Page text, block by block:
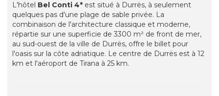
L'hôtel Bel Conti 4* est situé à Durrës, à seulement
quelques pas d'une plage de sable privée. La
combinaison de l'architecture classique et moderne,
répartie sur une superficie de 3300 m² de front de mer,
au sud-ouest de la ville de Durrës, offre le billet pour
l'oasis sur la côte adriatique. Le centre de Durrës est à 12
km et l'aéroport de Tirana à 25 km.